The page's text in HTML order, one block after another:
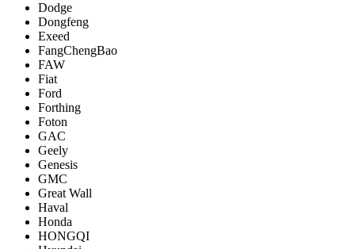
Dodge
Dongfeng
Exeed
FangChengBao
FAW
Fiat
Ford
Forthing
Foton
GAC
Geely
Genesis
GMC
Great Wall
Haval
Honda
HONGQI